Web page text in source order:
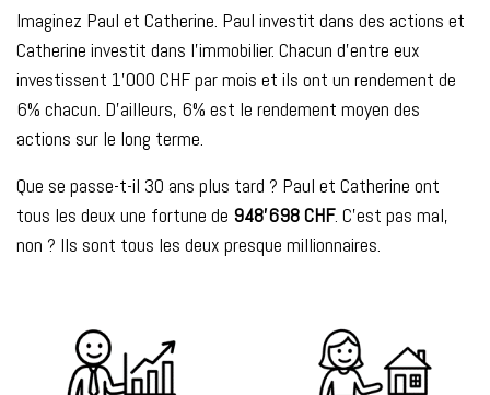
Imaginez Paul et Catherine. Paul investit dans des actions et
Catherine investit dans l’immobilier. Chacun d’entre eux
investissent 1'000 CHF par mois et ils ont un rendement de
6% chacun. D’ailleurs, 6% est le rendement moyen des
actions sur le long terme.
Que se passe-t-il 30 ans plus tard ? Paul et Catherine ont
tous les deux une fortune de 948'698 CHF. C’est pas mal,
non ? Ils sont tous les deux presque millionnaires.